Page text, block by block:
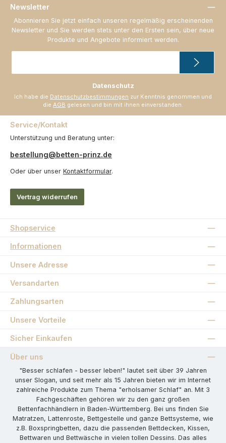
Newsletter
Abonnieren Sie jetzt einfach unseren regelmäßig erscheinenden
Newsletter und Sie werden stets unter den Ersten sein, über neue
Produkte und Angebote informiert werden.
Datenschutz
Ich habe die Datenschutzbestimmungen zur Kenntnis genommen und
die AGB gelesen und bin mit ihnen einverstanden.
Service/Kontakt
Unterstützung und Beratung unter:
bestellung@betten-prinz.de
Oder über unser Kontaktformular.
Vertrag widerrufen
Shopservice
Informationen
Unsere Adresse
Versandarten
Zahlungsarten
Unsere Vorteile
Sicher Einkaufen
Über uns
"Besser schlafen - besser leben!" lautet seit über 39 Jahren
unser Slogan, und seit mehr als 15 Jahren bieten wir im Internet
zahlreiche Produkte zum Thema "erholsamer Schlaf" an. Mit 3
Fachgeschäften gehören wir zu den ganz großen
Bettenfachhändlern in Baden-Württemberg. Bei uns finden Sie
Matratzen, Lattenroste, Bettgestelle und ganze Bettsysteme, wie
z.B. Boxspringbetten, dazu die passenden Bettdecken, Kissen,
Bettwaren und Bettwäsche in vielen tollen Dessins. Das alles